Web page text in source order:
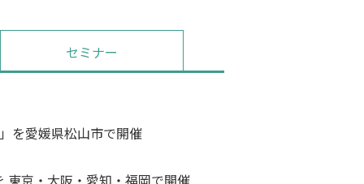
セミナー
を愛媛県松山市で開催
京・大阪・愛知・福岡で開催